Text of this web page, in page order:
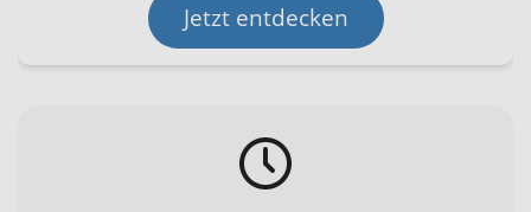
Jetzt entdecken